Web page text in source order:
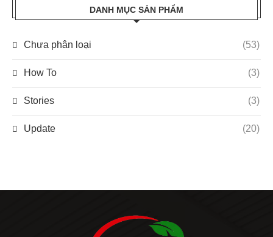
DANH MỤC SẢN PHẨM
Chưa phân loại (53)
How To (3)
Stories (3)
Update (20)